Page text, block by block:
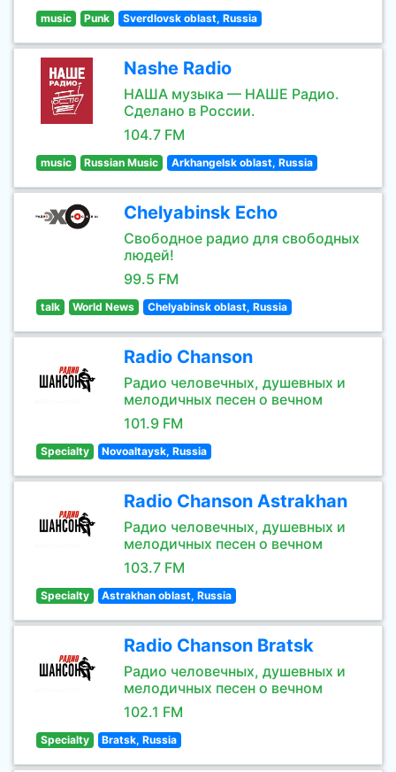
music Punk Sverdlovsk oblast, Russia
Nashe Radio
НАША музыка — НАШЕ Радио.
Сделано в России.
104.7 FM
music Russian Music Arkhangelsk oblast, Russia
Chelyabinsk Echo
Свободное радио для свободных
людей!
99.5 FM
talk World News Chelyabinsk oblast, Russia
Radio Chanson
Радио человечных, душевных и
мелодичных песен о вечном
101.9 FM
Specialty Novoaltaysk, Russia
Radio Chanson Astrakhan
Радио человечных, душевных и
мелодичных песен о вечном
103.7 FM
Specialty Astrakhan oblast, Russia
Radio Chanson Bratsk
Радио человечных, душевных и
мелодичных песен о вечном
102.1 FM
Specialty Bratsk, Russia